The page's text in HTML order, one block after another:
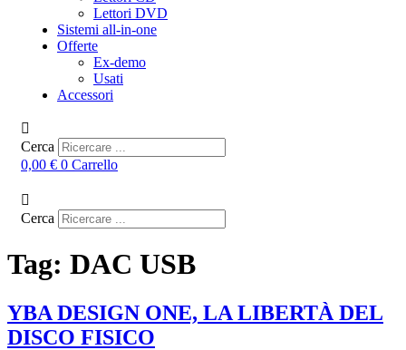
Lettori DVD
Sistemi all-in-one
Offerte
Ex-demo
Usati
Accessori
Cerca
0,00 € 0 Carrello
Cerca
Tag: DAC USB
YBA DESIGN ONE, LA LIBERTÀ DEL
DISCO FISICO